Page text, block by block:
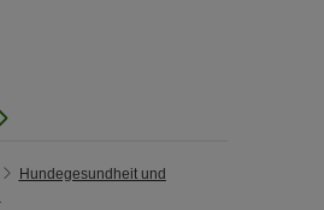
Hundegesundheit und